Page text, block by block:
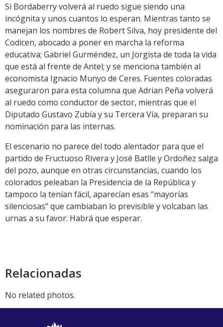
Si Bordaberry volverá al ruedo sigue siendo una
incógnita y unos cuantos lo esperan. Mientras tanto se
manejan los nombres de Robert Silva, hoy presidente del
Codicen, abocado a poner en marcha la reforma
educativa; Gabriel Gurméndez, un Jorgista de toda la vida
que está al frente de Antel; y se menciona también al
economista Ignacio Munyo de Ceres. Fuentes coloradas
aseguraron para esta columna que Adrian Peña volverá
al ruedo como conductor de sector, mientras que el
Diputado Gustavo Zubía y su Tercera Vía, preparan su
nominación para las internas.
El escenario no parece del todo alentador para que el
partido de Fructuoso Rivera y José Batlle y Ordoñez salga
del pozo, aunque en otras circunstancias, cuando los
colorados peleaban la Presidencia de la República y
tampoco la tenían fácil, aparecían esas “mayorías
silenciosas” que cambiaban lo previsible y volcaban las
urnas a su favor. Habrá que esperar.
Relacionadas
No related photos.